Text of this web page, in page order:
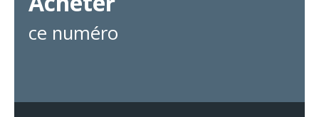
ce numéro